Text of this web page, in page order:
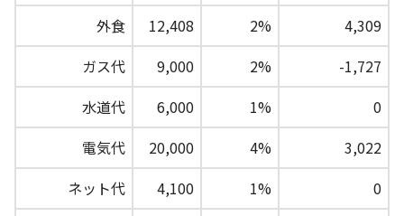
外食
12,408 2%
4,309
ガス代
9,000 2%
-1,727
水道代
6,000 1%
0
電気代
20,000 4%
3,022
ネット代
4,100 1%
0